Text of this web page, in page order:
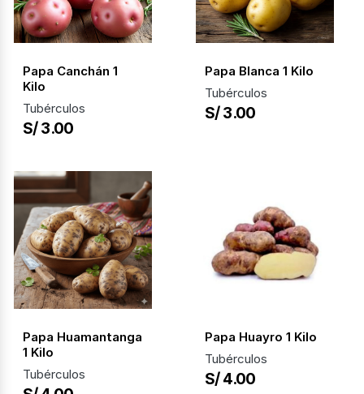
Papa Canchán 1
Kilo
Tubérculos
S/ 3.00
Papa Blanca 1 Kilo
Tubérculos
S/ 3.00
Papa Huamantanga
1 Kilo
Tubérculos
Papa Huayro 1 Kilo
Tubérculos
S/ 4.00